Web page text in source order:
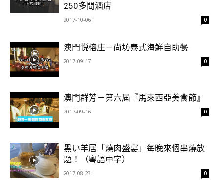
250多間酒店
2017-10-06 0
澳門悦榕庄－尚坊泰式海鮮自助餐
2017-09-17 0
澳門群芳－第六屆『馬來西亞美食節』
2017-09-16 0
黑い羊居「燒肉盛宴」每晚來個串燒放
題！（粵語中字）
2017-08-23 0